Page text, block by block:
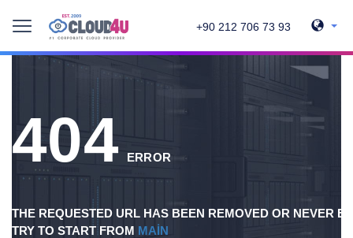
+90 212 706 73 93
404 ERROR
THE REQUESTED URL HAS BEEN REMOVED OR NEVER
TRY TO START FROM MAIN